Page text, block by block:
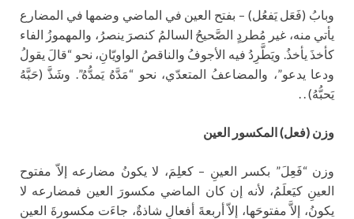
وبابُ (فَعَل يَفعُل) – بفتح العين في الماضي وضمها في المضارع
يأتي منه، غير مُطردٍ الصَّحيحُ السالمُ كنصرَ ينصرُ، والمهموزُ الفاء
كأخذَ يأخذُ. ويَطَّرِدُ فيه الأجوفُ والناقصُ الواويّانِ، نحو “قالَ يقولُ
ودعا يدعو”، والمضاعفُ المتعدّي، نحو “مَدَّهُ يَمدُّهُ”. وشَذَّ (حَبَّهُ
يَحبُّهُ) . .
وزن (فعل) المكسور العين
وزن “فَعِلَ” بكسر العينِ – كعلِمَ، لا يكونُ مضارعه إلاّ مفتوح
العينِ كيَعلَمُ، لأنه إن كان الماضي مكسورَ العين فمضارعه لا
يكونُ، إلاَّ مفتوحَها، إلاّ أربعةَ أفعالٍ شاذةٌ، جاءَت مكسورةَ العين